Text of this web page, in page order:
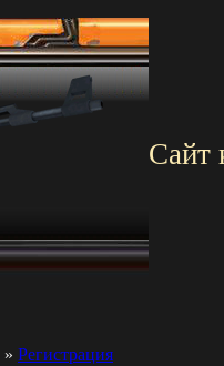
Сайт
» Регистрация